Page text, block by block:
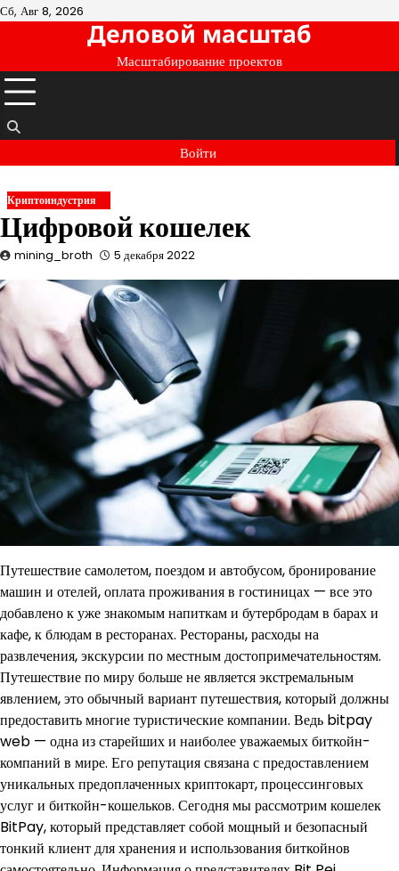
Перейти
Сб, Авг 8, 2026
Деловой масштаб
Масштабирование проектов
Войти
Криптоиндустрия
Цифровой кошелек
mining_broth 5 декабря 2022
Путешествие самолетом, поездом и автобусом, бронирование
машин и отелей, оплата проживания в гостиницах — все это
добавлено к уже знакомым напиткам и бутербродам в барах и
кафе, к блюдам в ресторанах. Рестораны, расходы на
развлечения, экскурсии по местным достопримечательностям.
Путешествие по миру больше не является экстремальным
явлением, это обычный вариант путешествия, который должны
предоставить многие туристические компании. Ведь bitpay
web — одна из старейших и наиболее уважаемых биткойн-
компаний в мире. Его репутация связана с предоставлением
уникальных предоплаченных криптокарт, процессинговых
услуг и биткойн-кошельков. Сегодня мы рассмотрим кошелек
BitPay, который представляет собой мощный и безопасный
тонкий клиент для хранения и использования биткойнов